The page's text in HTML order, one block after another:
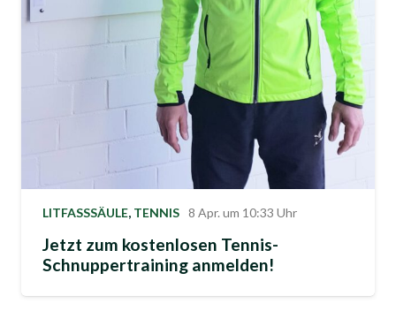
LITFASSSÄULE, TENNIS 8 Apr. um 10:33 Uhr
Jetzt zum kostenlosen Tennis-
Schnuppertraining anmelden!